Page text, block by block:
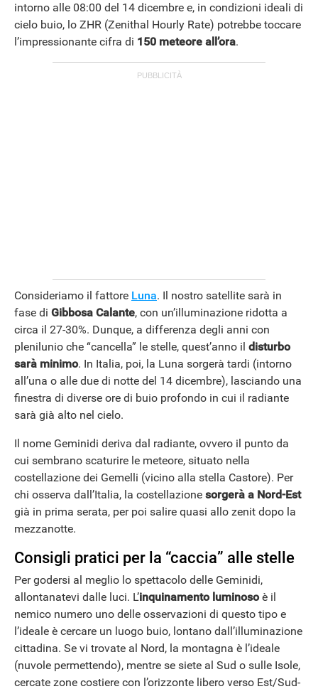
intorno alle 08:00 del 14 dicembre e, in condizioni ideali di
cielo buio, lo ZHR (Zenithal Hourly Rate) potrebbe toccare
l’impressionante cifra di 150 meteore all’ora.
Consideriamo il fattore Luna. Il nostro satellite sarà in
fase di Gibbosa Calante, con un’illuminazione ridotta a
circa il 27-30%. Dunque, a differenza degli anni con
plenilunio che “cancella” le stelle, quest’anno il disturbo
sarà minimo. In Italia, poi, la Luna sorgerà tardi (intorno
all’una o alle due di notte del 14 dicembre), lasciando una
finestra di diverse ore di buio profondo in cui il radiante
sarà già alto nel cielo.
Il nome Geminidi deriva dal radiante, ovvero il punto da
cui sembrano scaturire le meteore, situato nella
costellazione dei Gemelli (vicino alla stella Castore). Per
chi osserva dall’Italia, la costellazione sorgerà a Nord-Est
già in prima serata, per poi salire quasi allo zenit dopo la
mezzanotte.
Consigli pratici per la “caccia” alle stelle
Per godersi al meglio lo spettacolo delle Geminidi,
allontanatevi dalle luci. L’inquinamento luminosoè il
nemico numero uno delle osservazioni di questo tipo e
l’ideale è cercare un luogo buio, lontano dall’illuminazione
cittadina. Se vi trovate al Nord, la montagna è l’ideale
(nuvole permettendo), mentre se siete al Sud o sulle Isole,
cercate zone costiere con l’orizzonte libero verso Est/Sud-